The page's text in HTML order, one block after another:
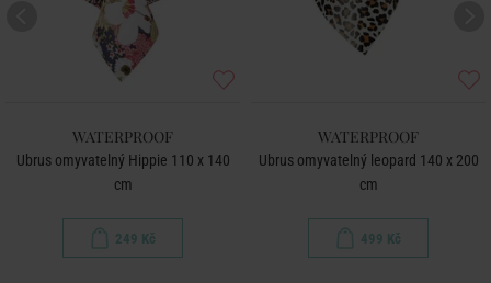
WATERPROOF
Ubrus omyvatelný Hippie 110 x 140
cm
249 Kč
WATERPROOF
Ubrus omyvatelný leopard 140 x 200
cm
499 Kč